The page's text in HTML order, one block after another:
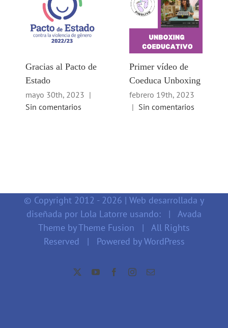
Gracias al Pacto de
Estado
mayo 30th, 2023 |
Sin comentarios
Primer vídeo de
Coeduca Unboxing
febrero 19th, 2023
| Sin comentarios
© Copyright 2012 - 2026 | Web desarrollada y
diseñada por Lola Latorre usando: | Avada
Theme byTheme Fusion | All Rights
Reserved | Powered byWordPress
YouTubeFacebookInstagramCorreo